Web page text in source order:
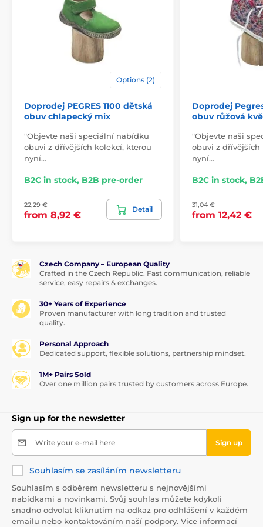
model name
Options (2)
Doprodej PEGRES 1100 dětská
obuv chlapecký mix
"Objevte naši speciální nabídku
obuvi z dřívějších kolekcí, kterou
nyní…
B2C in stock, B2B pre-order
22,29 €
from 8,92 €
Detail
Doprodej
obuv růžová
"Objevte naši
obuvi z dřívějších
nyní…
B2C in stock,
31,04 €
from 12,42 €
Czech Company – European Quality
Crafted in the Czech Republic. Fast communication, reliable
service, easy repairs & exchanges.
30+ Years of Experience
Proven manufacturer with long tradition and trusted
quality.
Personal Approach
Dedicated support, flexible solutions, partnership mindset.
1M+ Pairs Sold
Over one million pairs trusted by customers across Europe.
Sign up for the newsletter
Write your e-mail here Sign up
Souhlasím se zasíláním newsletteru
Souhlasím s odběrem newsletteru s nejnovějšími
nabídkami a novinkami. Svůj souhlas můžete kdykoli
snadno odvolat kliknutím na odkaz pro odhlášení v každém
emailu nebo kontaktováním naší podpory. Více informací